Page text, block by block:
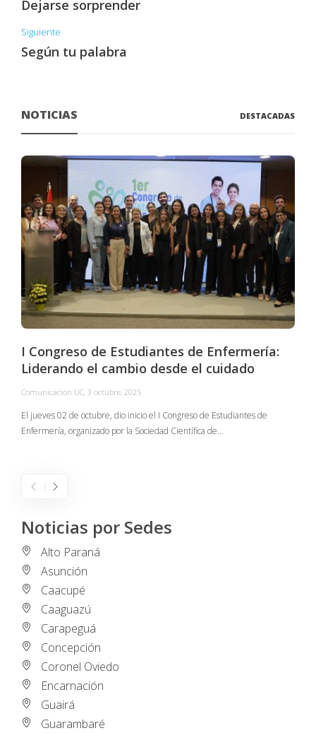
Dejarse sorprender
Siguiente
Según tu palabra
NOTICIAS DESTACADAS
I Congreso de Estudiantes de Enfermería:
Liderando el cambio desde el cuidado
Comunicación UC, 3 octubre, 2025
El jueves 02 de octubre, dio inicio el I Congreso de Estudiantes de
Enfermería, organizado por la Sociedad Científica de…
Noticias por Sedes
Alto Paraná
Asunción
Caacupé
Caaguazú
Carapeguá
Concepción
Coronel Oviedo
Encarnación
Guairá
Guarambaré